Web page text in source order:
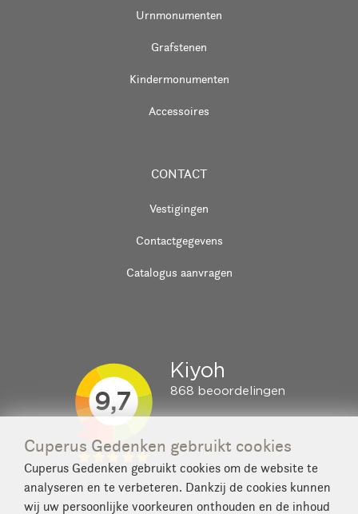
Urnmonumenten
Grafstenen
Kindermonumenten
Accessoires
CONTACT
Vestigingen
Contactgegevens
Catalogus aanvragen
Cuperus Gedenken gebruikt cookies
Cuperus Gedenken gebruikt cookies om de website te
analyseren en te verbeteren. Dankzij de cookies kunnen
wij uw persoonlijke voorkeuren onthouden en de inhoud